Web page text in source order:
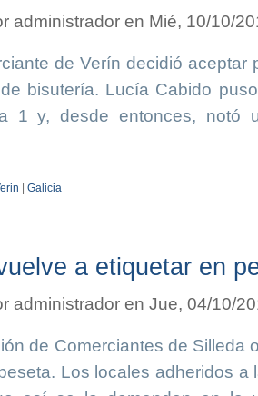
administrador en Mié, 10/10/
de Verín decidió aceptar
bisutería. Lucía Cabido
1 y, desde entonces, notó
Galicia
a etiquetar en
administrador en Jue, 04/10/
de Comerciantes de Silleda
Los locales adheridos a